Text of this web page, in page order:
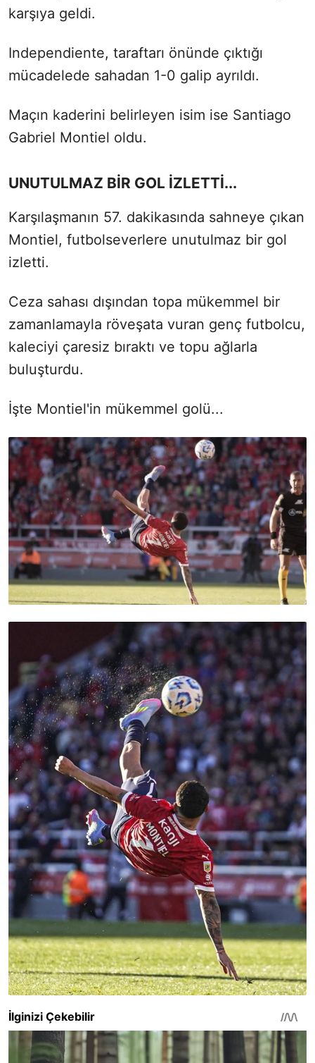
karşıya geldi.
Independiente, taraftarı önünde çıktığı
mücadelede sahadan 1-0 galip ayrıldı.
Maçın kaderini belirleyen isim ise Santiago
Gabriel Montiel oldu.
UNUTULMAZ BİR GOL İZLETTİ...
Karşılaşmanın 57. dakikasında sahneye çıkan
Montiel, futbolseverlere unutulmaz bir gol
izletti.
Ceza sahası dışından topa mükemmel bir
zamanlamayla röveşata vuran genç futbolcu,
kaleciyi çaresiz bıraktı ve topu ağlarla
buluşturdu.
İşte Montiel'in mükemmel golü...